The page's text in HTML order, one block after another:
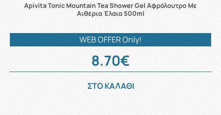
Apivita Tonic Mountain Tea Shower Gel Αφρόλουτρο Με
Αιθέρια Έλαια 500ml
WEB OFFER Only!
8.70€
ΣΤΟ ΚΑΛΑΘΙ